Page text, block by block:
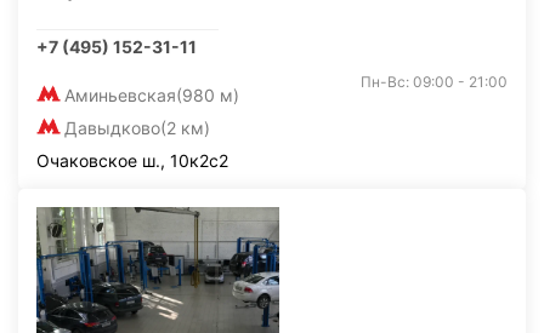
+7 (495) 152-31-11
Аминьевская(980 м)
Давыдково(2 км)
Пн-Вс: 09:00 - 21:00
Очаковское ш., 10к2с2